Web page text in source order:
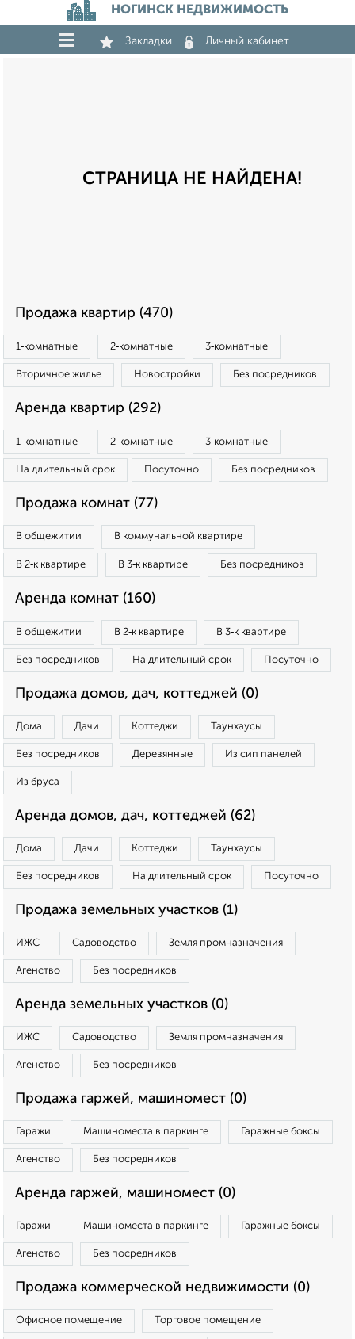
НОГИНСК НЕДВИЖИМОСТЬ
Закладки Личный кабинет
СТРАНИЦА НЕ НАЙДЕНА!
Продажа квартир (470)
1‑комнатные 2‑комнатные 3‑комнатные
Вторичное жилье Новостройки Без посредников
Аренда квартир (292)
1‑комнатные 2‑комнатные 3‑комнатные
На длительный срок Посуточно Без посредников
Продажа комнат (77)
В общежитии В коммунальной квартире
В 2‑к квартире В 3‑к квартире Без посредников
Аренда комнат (160)
В общежитии В 2‑к квартире В 3‑к квартире
Без посредников На длительный срок Посуточно
Продажа домов, дач, коттеджей (0)
Дома Дачи Коттеджи Таунхаусы
Без посредников Деревянные Из сип панелей
Из бруса
Аренда домов, дач, коттеджей (62)
Дома Дачи Коттеджи Таунхаусы
Без посредников На длительный срок Посуточно
Продажа земельных участков (1)
ИЖС Садоводство Земля промназначения
Агенство Без посредников
Аренда земельных участков (0)
ИЖС Садоводство Земля промназначения
Агенство Без посредников
Продажа гаржей, машиномест (0)
Гаражи Машиноместа в паркинге Гаражные боксы
Агенство Без посредников
Аренда гаржей, машиномест (0)
Гаражи Машиноместа в паркинге Гаражные боксы
Агенство Без посредников
Продажа коммерческой недвижимости (0)
Офисное помещение Торговое помещение